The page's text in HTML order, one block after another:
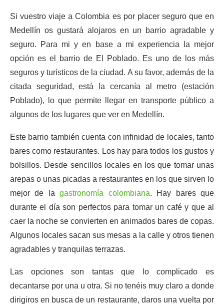
Si vuestro viaje a Colombia es por placer seguro que en
Medellín os gustará alojaros en un barrio agradable y
seguro. Para mi y en base a mi experiencia la mejor
opción es el barrio de El Poblado. Es uno de los más
seguros y turísticos de la ciudad. A su favor, además de la
citada seguridad, está la cercanía al metro (estación
Poblado), lo que permite llegar en transporte público a
algunos de los lugares que ver en Medellín.
Este barrio también cuenta con infinidad de locales, tanto
bares como restaurantes. Los hay para todos los gustos y
bolsillos. Desde sencillos locales en los que tomar unas
arepas o unas picadas a restaurantes en los que sirven lo
mejor de lagastronomía colombiana. Hay bares que
durante el día son perfectos para tomar un café y que al
caer la noche se convierten en animados bares de copas.
Algunos locales sacan sus mesas a la calle y otros tienen
agradables y tranquilas terrazas.
Las opciones son tantas que lo complicado es
decantarse por una u otra. Si no tenéis muy claro a donde
dirigiros en busca de un restaurante, daros una vuelta por